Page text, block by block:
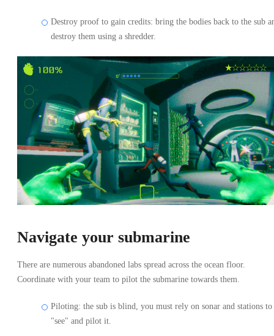
Destroy proof to gain credits: bring the bodies back to the sub
destroy them using a shredder.
Navigate your submarine
There are numerous abandoned labs spread across the ocean floor.
Coordinate with your team to pilot the submarine towards them.
Piloting: the sub is blind, you must rely on sonar and stations to
"see" and pilot it.